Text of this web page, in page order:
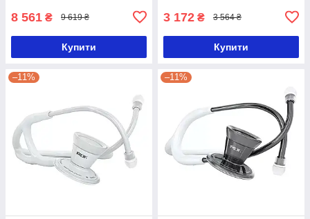
8 561 ₴ 9 619 ₴
Купити
3 172 ₴ 3 564 ₴
Купити
–11% –11%